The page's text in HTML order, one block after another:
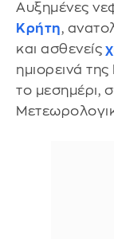
Αυξημένες
Κρήτη,
και ασθενείς
ημιορεινά
το μεσημέρι,